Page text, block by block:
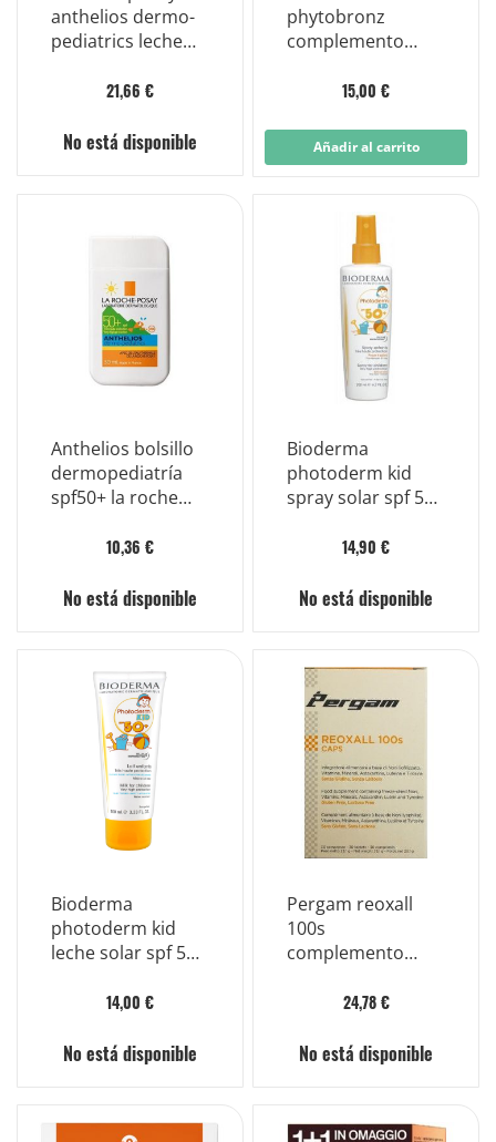
anthelios dermo-
pediatrics leche
cuerpo 250 ml
21,66 €
No está disponible
phytobronz
complemento
30 perlas15,00 €
Añadir al carrito
Anthelios bolsillo
dermopediatría
spf50+ la roche
10,36 €
No está disponible
Bioderma
photoderm kid
spray solar spf 50+
200 ml14,90 €
No está disponible
Bioderma
photoderm kid
leche solar spf 50+
14,00 €
No está disponible
Pergam reoxall
100s
complemento
comprimidos
24,78 €
No está disponible